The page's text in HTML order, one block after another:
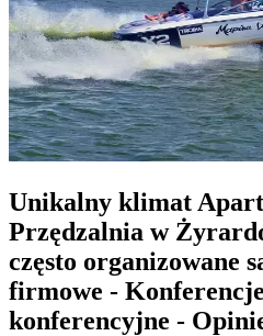
Unikalny klimat
Przędzalnia w
często organizowane
firmowe -
konferencyjne -